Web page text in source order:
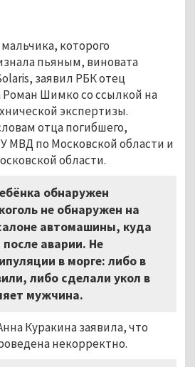
которого
пьяным, виновата
заявил РБК отец
Роман Шимко со ссылкой на
экспертизы.
отца погибшего,
МВД по Московской области и
области.
обнаружен
не обнаружен на
автомашины, куда
аварии. Не
в морге: либо в
либо сделали укол в
мужчина.
Куракина заявила, что
некорректно.